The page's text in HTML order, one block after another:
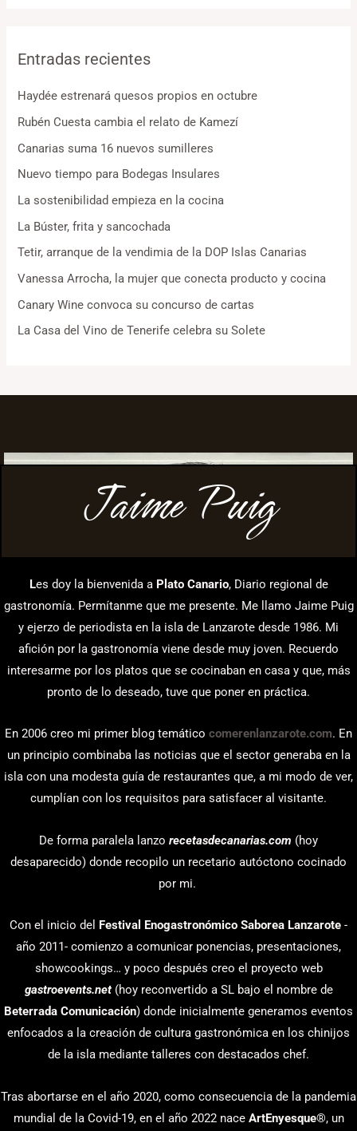
Entradas recientes
Haydée estrenará quesos propios en octubre
Rubén Cuesta cambia el relato de Kamezí
Canarias suma 16 nuevos sumilleres
Nuevo tiempo para Bodegas Insulares
La sostenibilidad empieza en la cocina
La Búster, frita y sancochada
Tetir, arranque de la vendimia de la DOP Islas Canarias
Vanessa Arrocha, la mujer que conecta producto y cocina
Canary Wine convoca su concurso de cartas
La Casa del Vino de Tenerife celebra su Solete
Jaime Puig
Les doy la bienvenida a Plato Canario, Diario regional de
gastronomía. Permítanme que me presente. Me llamo Jaime Puig
y ejerzo de periodista en la isla de Lanzarote desde 1986. Mi
afición por la gastronomía viene desde muy joven. Recuerdo
interesarme por los platos que se cocinaban en casa y que, más
pronto de lo deseado, tuve que poner en práctica.
En 2006 creo mi primer blog temático comerenlanzarote.com. En
un principio combinaba las noticias que el sector generaba en la
isla con una modesta guía de restaurantes que, a mi modo de ver,
cumplían con los requisitos para satisfacer al visitante.
De forma paralela lanzo recetasdecanarias.com (hoy
desaparecido) donde recopilo un recetario autóctono cocinado
por mi.
Con el inicio del Festival Enogastronómico Saborea Lanzarote -
año 2011- comienzo a comunicar ponencias, presentaciones,
showcookings… y poco después creo el proyecto web
gastroevents.net(hoy reconvertido a SL bajo el nombre de
Beterrada Comunicación) donde inicialmente generamos eventos
enfocados a la creación de cultura gastronómica en los chinijos
de la isla mediante talleres con destacados chef.
Tras abortarse en el año 2020, como consecuencia de la pandemia
mundial de la Covid-19, en el año 2022 nace ArtEnyesque®, un